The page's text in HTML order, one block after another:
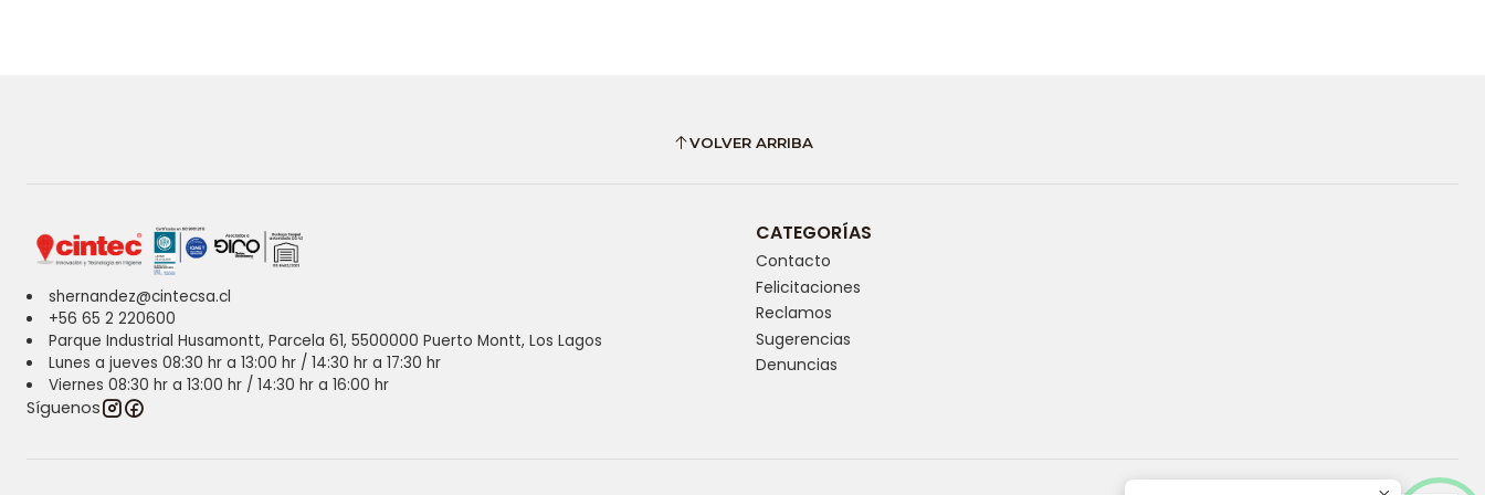
VOLVER ARRIBA
shernandez@cintecsa.cl
+56 65 2 220600
Parque Industrial Husamontt, Parcela 61, 5500000 Puerto Montt, Los Lagos
Lunes a jueves 08:30 hr a 13:00 hr / 14:30 hr a 17:30 hr
Viernes 08:30 hr a 13:00 hr / 14:30 hr a 16:00 hr
Síguenos
CATEGORÍAS
Contacto
Felicitaciones
Reclamos
Sugerencias
Denuncias